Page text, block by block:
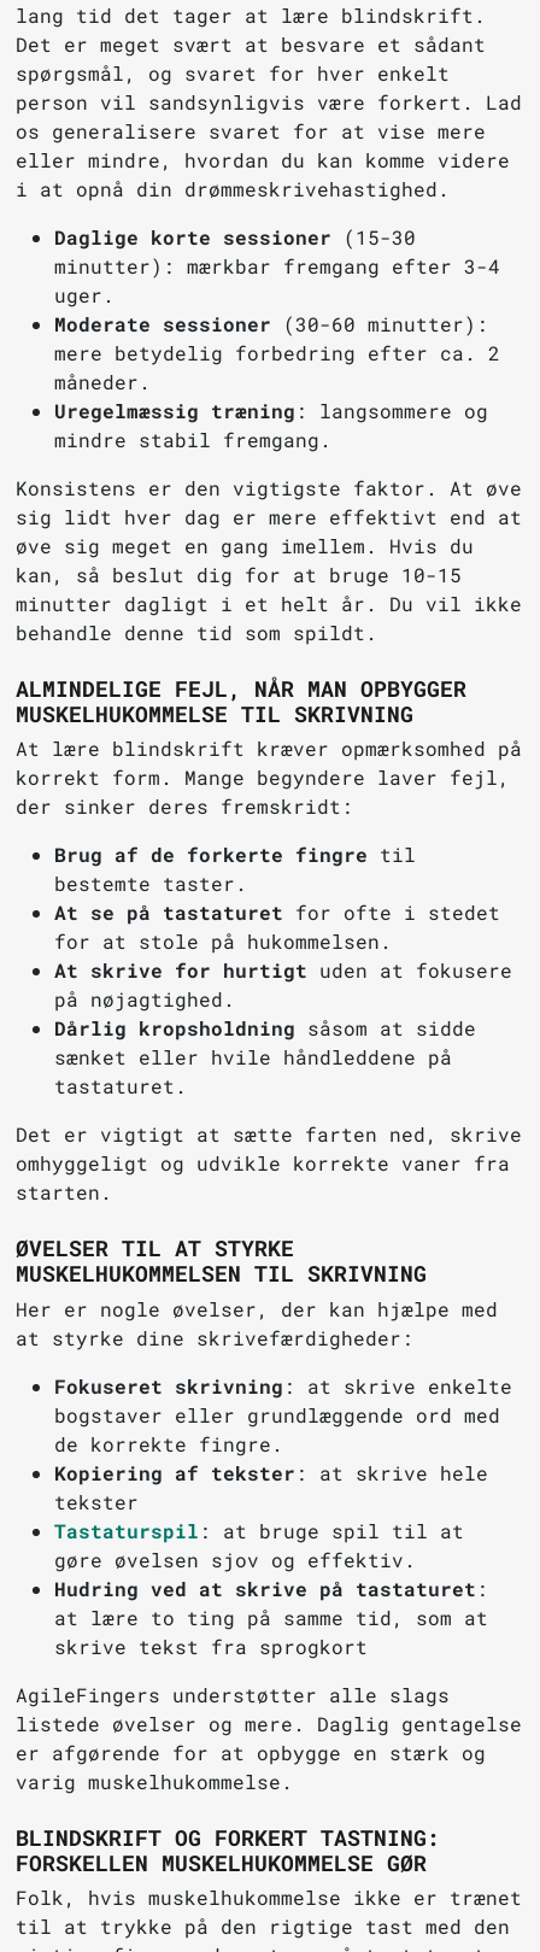
lang tid det tager at lære blindskrift.
Det er meget svært at besvare et sådant
spørgsmål, og svaret for hver enkelt
person vil sandsynligvis være forkert. Lad
os generalisere svaret for at vise mere
eller mindre, hvordan du kan komme videre
i at opnå din drømmeskrivehastighed.
Daglige korte sessioner (15-30
minutter): mærkbar fremgang efter 3-4
uger.
Moderate sessioner (30-60 minutter):
mere betydelig forbedring efter ca. 2
måneder.
Uregelmæssig træning : langsommere og
mindre stabil fremgang.
Konsistens er den vigtigste faktor. At øve
sig lidt hver dag er mere effektivt end at
øve sig meget en gang imellem. Hvis du
kan, så beslut dig for at bruge 10-15
minutter dagligt i et helt år. Du vil ikke
behandle denne tid som spildt.
ALMINDELIGE FEJL, NÅR MAN OPBYGGER
MUSKELHUKOMMELSE TIL SKRIVNING
At lære blindskrift kræver opmærksomhed på
korrekt form. Mange begyndere laver fejl,
der sinker deres fremskridt:
Brug af de forkerte fingre til
bestemte taster.
At se på tastaturet for ofte i stedet
for at stole på hukommelsen.
At skrive for hurtigt uden at fokusere
på nøjagtighed.
Dårlig kropsholdning såsom at sidde
sænket eller hvile håndleddene på
tastaturet.
Det er vigtigt at sætte farten ned, skrive
omhyggeligt og udvikle korrekte vaner fra
starten.
ØVELSER TIL AT STYRKE
MUSKELHUKOMMELSEN TIL SKRIVNING
Her er nogle øvelser, der kan hjælpe med
at styrke dine skrivefærdigheder:
Fokuseret skrivning : at skrive enkelte
bogstaver eller grundlæggende ord med
de korrekte fingre.
Kopiering af tekster : at skrive hele
tekster
Tastaturspil : at bruge spil til at
gøre øvelsen sjov og effektiv.
Hudring ved at skrive på tastaturet :
at lære to ting på samme tid, som at
skrive tekst fra sprogkort
AgileFingers understøtter alle slags
listede øvelser og mere. Daglig gentagelse
er afgørende for at opbygge en stærk og
varig muskelhukommelse.
BLINDSKRIFT OG FORKERT TASTNING:
FORSKELLEN MUSKELHUKOMMELSE GØR
Folk, hvis muskelhukommelse ikke er trænet
til at trykke på den rigtige tast med den